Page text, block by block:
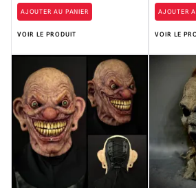
AJOUTER AU PANIER
VOIR LE PRODUIT
AJOUTER
VOIR LE